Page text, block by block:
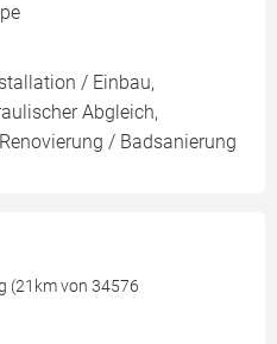
/ Einbau,
Abgleich,
/ Badsanierung
(21km von 34576